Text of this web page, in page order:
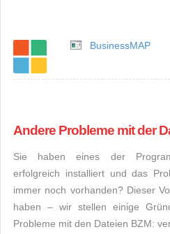
BusinessMAP
Andere Probleme mit der
Sie haben eines der
erfolgreich installiert und das
immer noch vorhanden? Dieser
haben – wir stellen einige
Probleme mit den Dateien BZM: